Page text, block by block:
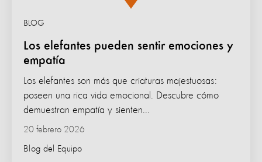
Los elefantes pueden sentir emociones y
empatía
BLOG
20 febrero 2026
Blog del Equipo
Los elefantes son más que criaturas majestuosas:
poseen una rica vida emocional. Descubre cómo
demuestran empatía y sienten...